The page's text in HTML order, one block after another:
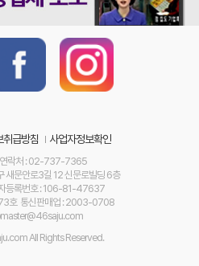
취급방침 사업자정보확인
연락처 : 02-737-7365
새문안로3길 12 신문로빌딩 6층
등록번호 : 106-81-47637
호 통신판매업 : 2003-0708
All Rights Reserved.